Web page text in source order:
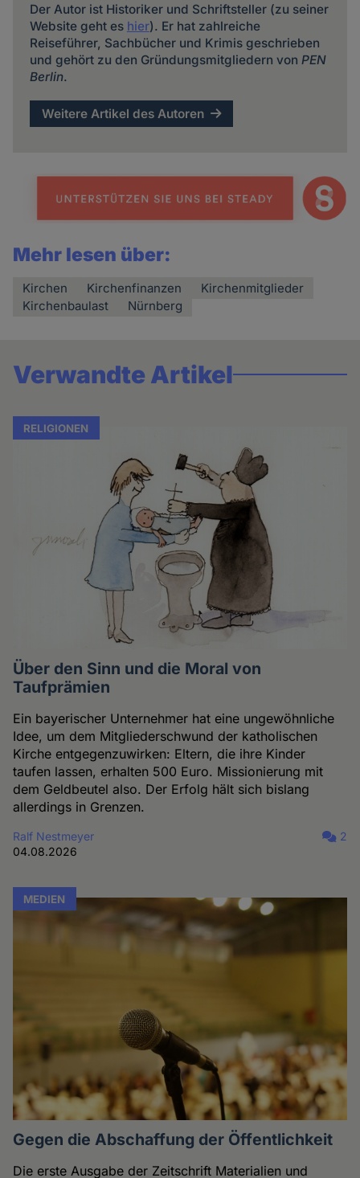
Der Autor ist Historiker und Schriftsteller (zu seiner
Website geht es hier). Er hat zahlreiche
Reiseführer, Sachbücher und Krimis geschrieben
und gehört zu den Gründungsmitgliedern von PEN
Berlin.
Weitere Artikel des Autoren
Mehr lesen über:
Kirchen Kirchenfinanzen
Kirchenmitglieder
Kirchenbaulast
Nürnberg
Verwandte Artikel
RELIGIONEN
Über den Sinn und die Moral von
Taufprämien
Ein bayerischer Unternehmer hat eine ungewöhnliche
Idee, um dem Mitgliederschwund der katholischen
Kirche entgegenzuwirken: Eltern, die ihre Kinder
taufen lassen, erhalten 500 Euro. Missionierung mit
dem Geldbeutel also. Der Erfolg hält sich bislang
allerdings in Grenzen.
Ralf Nestmeyer
04.08.2026
2
MEDIEN
Gegen die Abschaffung der Öffentlichkeit
Die erste Ausgabe der Zeitschrift Materialien und